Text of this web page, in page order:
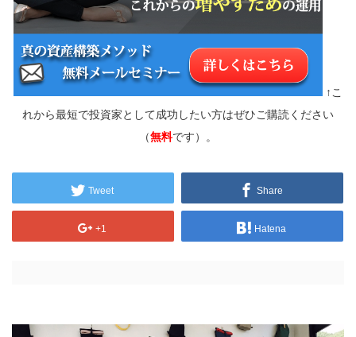
↑こ
れから最短で投資家として成功したい方はぜひご購読ください
（無料です）。
Tweet Share
+1 Hatena